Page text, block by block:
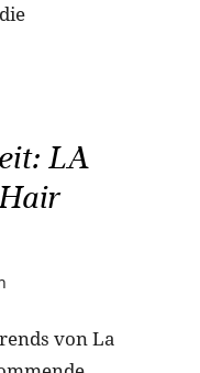
LA
von La